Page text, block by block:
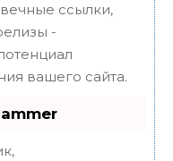
ссылки,
-
вашего сайта.